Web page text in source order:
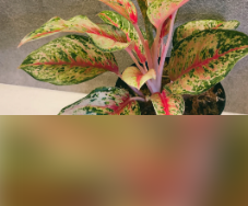
テクノロジー・ガジ